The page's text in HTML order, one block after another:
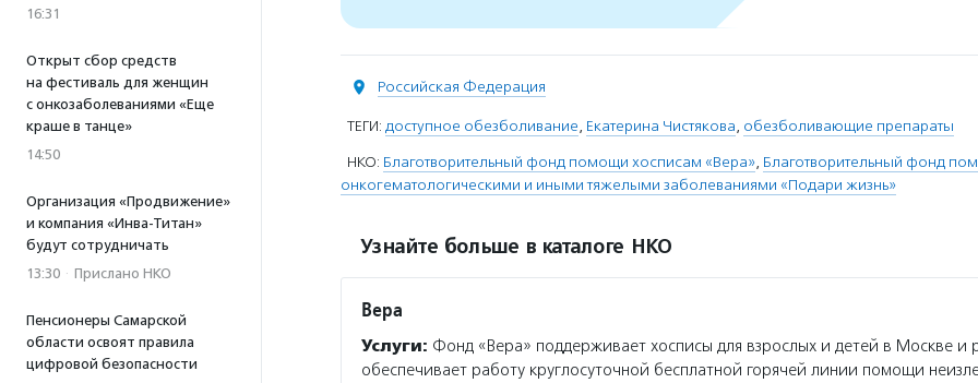
16:31
Открыт сбор средств
на фестиваль для женщин
с онкозаболеваниями «Еще
краше в танце»
14:50
Организация «Продвижение»
и компания «Инва-Титан»
будут сотрудничать
13:30 · Прислано НКО
Пенсионеры Самарской
области освоят правила
цифровой безопасности
Российская Федерация
ТЕГИ: доступное обезболивание, Екатерина Чистякова, обезболивающие препараты
НКО: Благотворительный фонд помощи хосписам «Вера», Благотворительный фонд
онкогематологическими и иными тяжелыми заболеваниями «Подари жизнь»
Узнайте больше в каталоге НКО
Вера
Услуги: Фонд «Вера» поддерживает хосписы для взрослых и детей в Москве и
обеспечивает работу круглосуточной бесплатной горячей линии помощи